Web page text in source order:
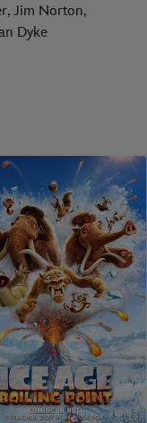
Jim Norton,
Dyke